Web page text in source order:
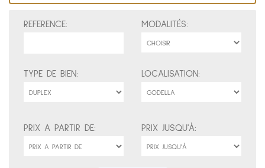
REFERENCE: MODALITÉS:
TYPE DE BIEN: LOCALISATION:
PRIX A PARTIR DE: PRIX JUSQU'À: